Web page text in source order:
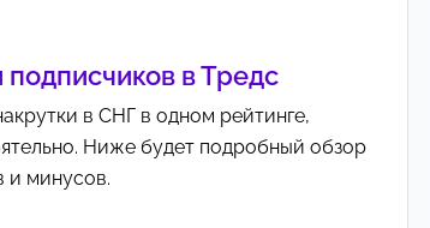
в Тредс
в СНГ в одном рейтинге,
Ниже будет подробный обзор
и минусов.